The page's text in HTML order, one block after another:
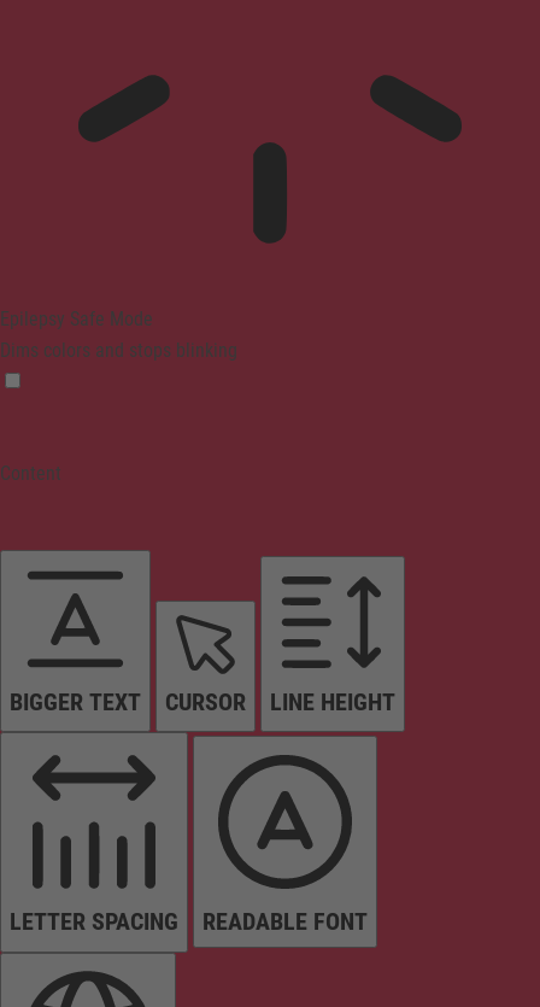
Epilepsy Safe Mode
Dims colors and stops blinking
Content
BIGGER TEXT CURSOR LINE HEIGHT
LETTER SPACING READABLE FONT